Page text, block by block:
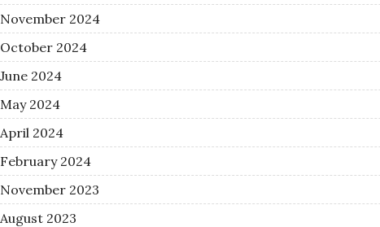
November 2024
October 2024
June 2024
May 2024
April 2024
February 2024
November 2023
August 2023